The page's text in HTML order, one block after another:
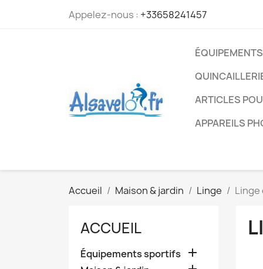
Appelez-nous : +33658241457
ARTICLES
APPAREILS
Accueil Maison & jardin Linge Linge
ACCUEIL
Équipements sportifs 